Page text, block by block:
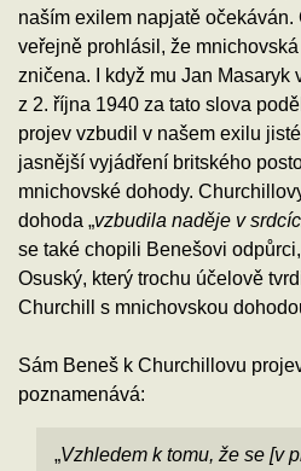
naším exilem napjatě
veřejně prohlásil, že
zničena. I když mu Jan Masaryk
z 2. října 1940 za tato slova
projev vzbudil v našem exilu
jasnější vyjádření britského
mnichovské dohody.
dohoda „vzbudila naděje v
se také chopili Benešovi
Osuský, který trochu účelově
Churchill s mnichovskou
Sám Beneš k Churchillovu
poznamenává:
„Vzhledem k tomu, že se [v